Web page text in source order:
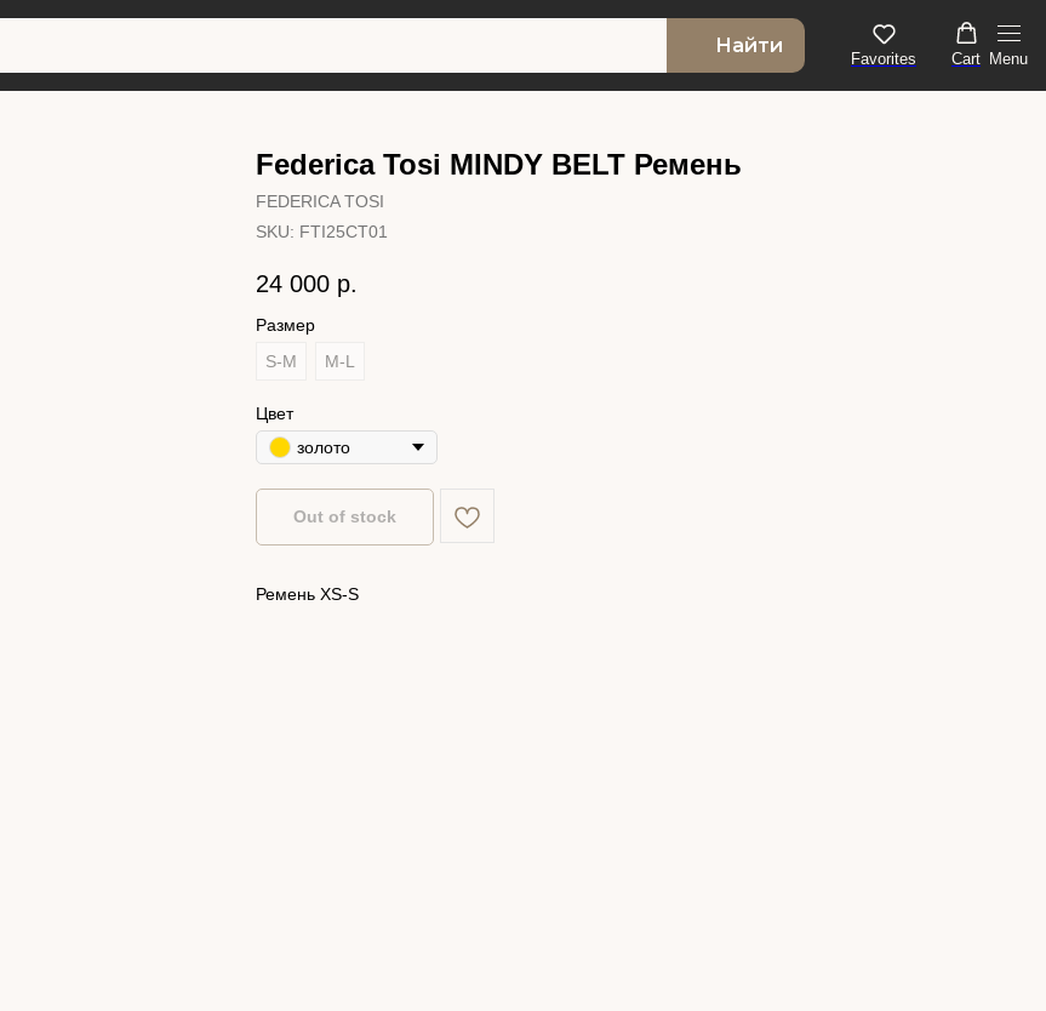
Найти
Favorites Cart Menu
Federica Tosi MINDY BELT Ремень
FEDERICA TOSI
SKU: FTI25CT01
24 000 р.
Размер
S-M
M-L
Цвет
золото
Out of stock
Ремень XS-S